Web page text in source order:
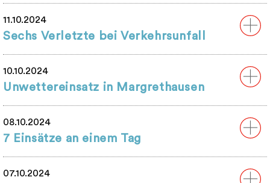
11.10.2024
Sechs Verletzte bei Verkehrsunfall
10.10.2024
Unwettereinsatz in Margrethausen
08.10.2024
7 Einsätze an einem Tag
07.10.2024